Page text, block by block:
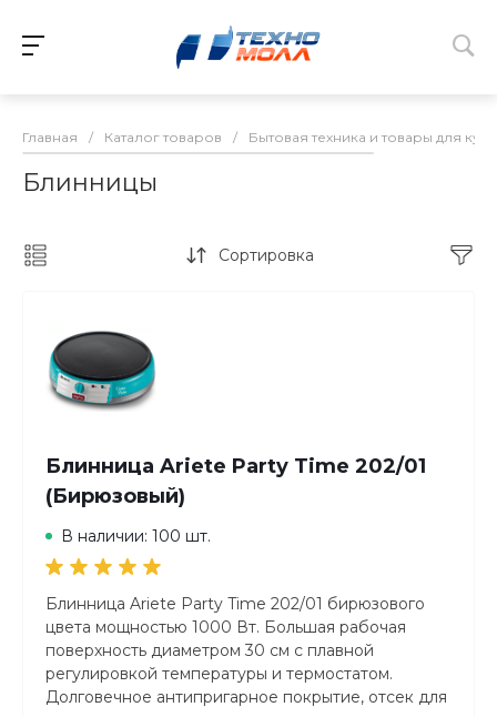
Главная / Каталог товаров / Бытовая техника и товары для
Блинницы
Сортировка
Блинница Ariete Party Time 202/01
(Бирюзовый)
В наличии: 100 шт.
Блинница Ariete Party Time 202/01 бирюзового
цвета мощностью 1000 Вт. Большая рабочая
поверхность диаметром 30 см с плавной
регулировкой температуры и термостатом.
Долговечное антипригарное покрытие, отсек для